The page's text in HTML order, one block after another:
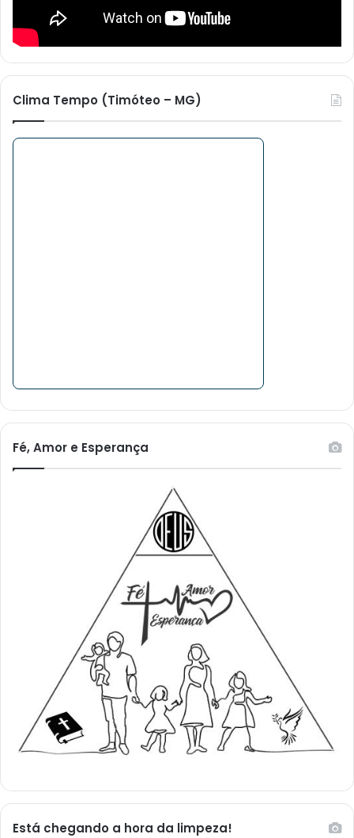
Clima Tempo (Timóteo – MG)
Fé, Amor e Esperança
Está chegando a hora da limpeza!